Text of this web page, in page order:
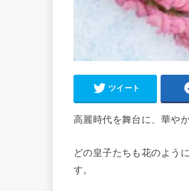
ツイート
高麗時代を舞台に、華や
どの皇子たちも花のよう
す。